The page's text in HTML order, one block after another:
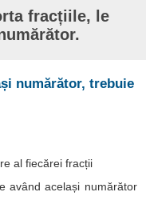
fracțiile, le
numărător, trebuie
al fiecărei fracții
având același numărător